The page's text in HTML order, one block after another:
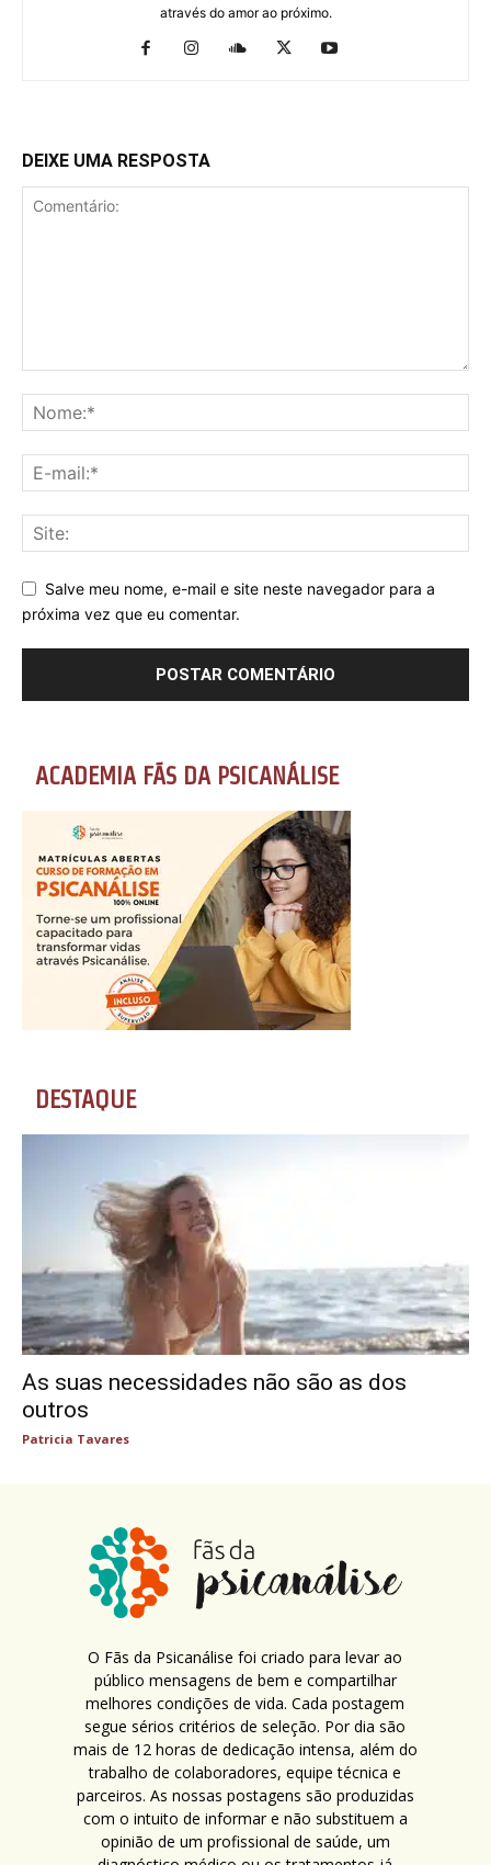
através do amor ao próximo.
DEIXE UMA RESPOSTA
Salve meu nome, e-mail e site neste navegador para a
próxima vez que eu comentar.
ACADEMIA FÃS DA PSICANÁLISE
DESTAQUE
As suas necessidades não são as dos
outros
Patricia Tavares
O Fãs da Psicanálise foi criado para levar ao
público mensagens de bem e compartilhar
melhores condições de vida. Cada postagem
segue sérios critérios de seleção. Por dia são
mais de 12 horas de dedicação intensa, além do
trabalho de colaboradores, equipe técnica e
parceiros. As nossas postagens são produzidas
com o intuito de informar e não substituem a
opinião de um profissional de saúde, um